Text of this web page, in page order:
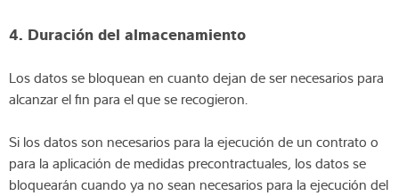
4. Duración del almacenamiento
Los datos se bloquean en cuanto dejan de ser necesarios para
alcanzar el fin para el que se recogieron.
Si los datos son necesarios para la ejecución de un contrato o
para la aplicación de medidas precontractuales, los datos se
bloquearán cuando ya no sean necesarios para la ejecución del